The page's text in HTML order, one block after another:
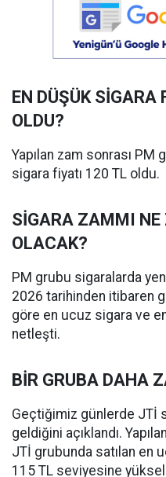
EN DÜŞÜK SİGARA
OLDU?
Yapılan zam sonrası
sigara fiyatı 120 TL oldu.
SİGARA ZAMMI NE
OLACAK?
PM grubu sigaralarda
2026 tarihinden itibaren
göre en ucuz sigara ve
netleşti.
BİR GRUBA DAHA
Geçtiğimiz günlerde JTİ
geldiğini açıklandı.
JTİ grubunda satılan en
115 TL seviyesine